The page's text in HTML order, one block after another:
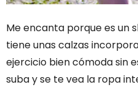
Me encanta porque es un
tiene unas calzas
ejercicio bien cómoda sin
suba y se te vea la ropa